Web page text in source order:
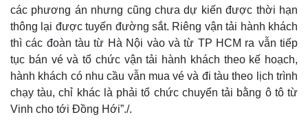
các phương án nhưng cũng chưa dự kiến được thời hạn
thông lại được tuyến đường sắt. Riêng vận tải hành khách
thì các đoàn tàu từ Hà Nội vào và từ TP HCM ra vẫn tiếp
tục bán vé và tổ chức vận tải hành khách theo kế hoạch,
hành khách có nhu cầu vẫn mua vé và đi tàu theo lịch trình
chạy tàu, chỉ khác là phải tổ chức chuyển tải bằng ô tô từ
Vinh cho tới Đồng Hới”./.